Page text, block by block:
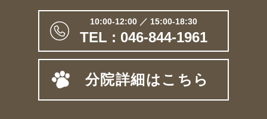
10:00-12:00 ／ 15:00-18:30
TEL : 046-844-1961
分院詳細はこちら